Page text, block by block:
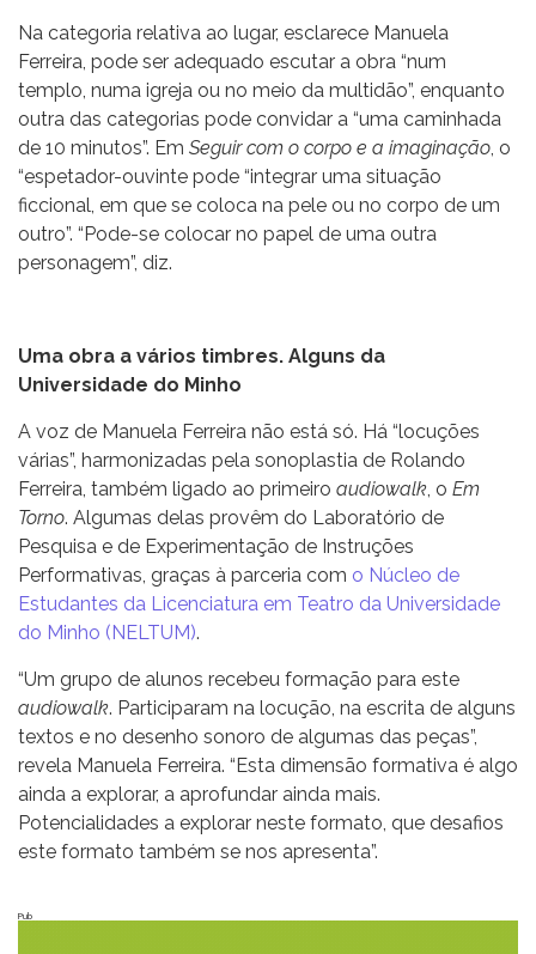
Na categoria relativa ao lugar, esclarece Manuela
Ferreira, pode ser adequado escutar a obra “num
templo, numa igreja ou no meio da multidão”, enquanto
outra das categorias pode convidar a “uma caminhada
de 10 minutos”. Em Seguir com o corpo e a imaginação , o
“espetador-ouvinte pode “integrar uma situação
ficcional, em que se coloca na pele ou no corpo de um
outro”. “Pode-se colocar no papel de uma outra
personagem”, diz.
Uma obra a vários timbres. Alguns da
Universidade do Minho
A voz de Manuela Ferreira não está só. Há “locuções
várias”, harmonizadas pela sonoplastia de Rolando
Ferreira, também ligado ao primeiro audiowalk , o Em
Torno. Algumas delas provêm do Laboratório de
Pesquisa e de Experimentação de Instruções
Performativas, graças à parceria com o Núcleo de
Estudantes da Licenciatura em Teatro da Universidade
do Minho (NELTUM).
“Um grupo de alunos recebeu formação para este
audiowalk. Participaram na locução, na escrita de alguns
textos e no desenho sonoro de algumas das peças”,
revela Manuela Ferreira. “Esta dimensão formativa é algo
ainda a explorar, a aprofundar ainda mais.
Potencialidades a explorar neste formato, que desafios
este formato também se nos apresenta”.
Pub